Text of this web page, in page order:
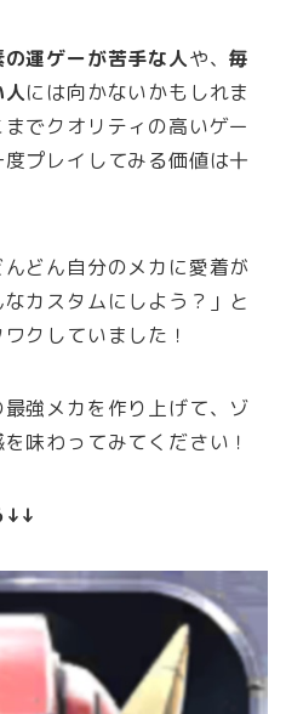
運ゲーが苦手な人や、毎
には向かないかもしれま
でクオリティの高いゲー
プレイしてみる価値は十
どん自分のメカに愛着が
カスタムにしよう？」と
クしていました！
強メカを作り上げて、ゾ
味わってみてください！
↓↓